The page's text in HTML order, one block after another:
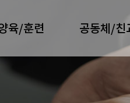
육/훈련 공동체/친